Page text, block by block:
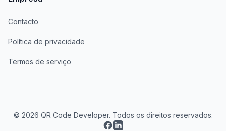
Contacto
Política de privacidade
Termos de serviço
© 2026 QR Code Developer. Todos os direitos reservados.